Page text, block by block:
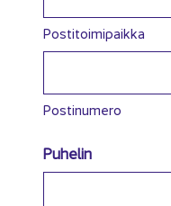
Postitoimipaikka
Postinumero
Puhelin